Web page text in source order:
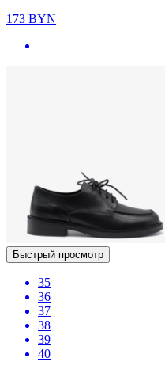
173 BYN
Быстрый просмотр
35
36
37
38
39
40